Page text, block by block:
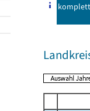
komplett